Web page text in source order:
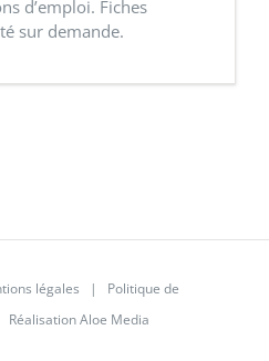
d’emploi. Fiches
sur demande.
légales | Politique de
Aloe Media